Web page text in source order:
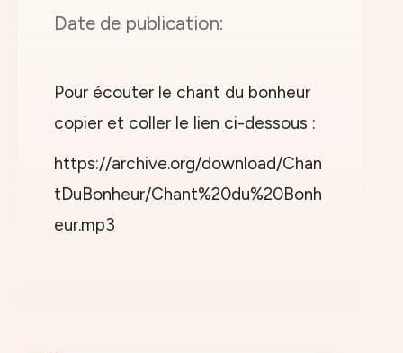
Pour écouter le chant du bonheur
copier et coller le lien ci-dessous :
https://archive.org/download/Chan
tDuBonheur/Chant%20du%20Bonh
eur.mp3